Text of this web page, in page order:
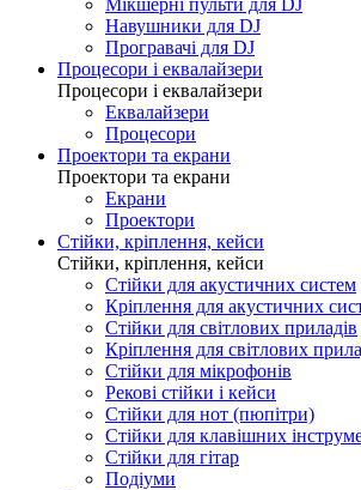
Мікшерні пульти для DJ
Навушники для DJ
Програвачі для DJ
Процесори і еквалайзери
Процесори і еквалайзери
Еквалайзери
Процесори
Проектори та екрани
Проектори та екрани
Екрани
Проектори
Стійки, кріплення, кейси
Стійки, кріплення, кейси
Стійки для акустичних систем
Кріплення для акустичних
Стійки для світлових приладів
Кріплення для світлових
Стійки для мікрофонів
Рекові стійки і кейси
Стійки для нот (пюпітри)
Стійки для клавішних
Стійки для гітар
Подіуми